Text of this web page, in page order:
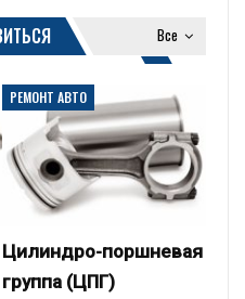
Все
РЕМОНТ АВТО
Цилиндро-поршневая
группа (ЦПГ)